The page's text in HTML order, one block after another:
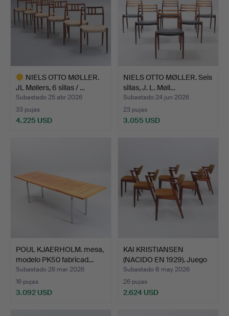
NIELS OTTO MØLLER.
JL Møllers, 6 sillas / …
Subastado 25 abr 2026
33 pujas
4.225 USD
NIELS OTTO MØLLER. Seis
sillas, J. L. Møll…
Subastado 24 jun 2026
23 pujas
3.055 USD
POUL KJAERHOLM. mesa,
modelo PK50 fabricad…
Subastado 26 mar 2026
16 pujas
3.092 USD
KAI KRISTIANSEN
(NACIDO EN 1929). Juego
de…
Subastado 8 may 2026
26 pujas
2.624 USD